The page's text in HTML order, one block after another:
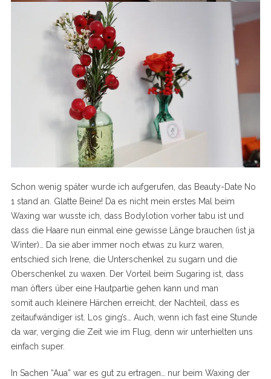
Schon wenig später wurde ich aufgerufen, das Beauty-Date No
1 stand an. Glatte Beine! Da es nicht mein erstes Mal beim
Waxing war wusste ich, dass Bodylotion vorher tabu ist und
dass die Haare nun einmal eine gewisse Länge brauchen (ist ja
Winter)… Da sie aber immer noch etwas zu kurz waren,
entschied sich Irene, die Unterschenkel zu sugarn und die
Oberschenkel zu waxen. Der Vorteil beim Sugaring ist, dass
man öfters über eine Hautpartie gehen kann und man
somit auch kleinere Härchen erreicht, der Nachteil, dass es
zeitaufwändiger ist. Los ging’s… Auch, wenn ich fast eine Stunde
da war, verging die Zeit wie im Flug, denn wir unterhielten uns
einfach super.
In Sachen “Aua” war es gut zu ertragen… nur beim Waxing der